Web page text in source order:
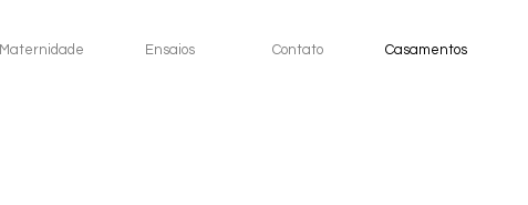
Maternidade Ensaios Contato Casamentos